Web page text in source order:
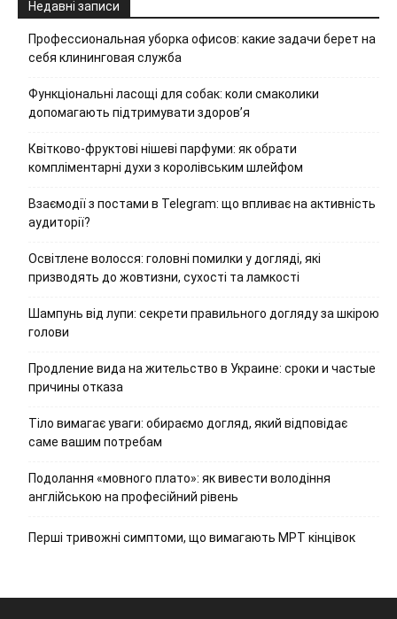
Недавні записи
Профессиональная уборка офисов: какие задачи берет на
себя клининговая служба
Функціональні ласощі для собак: коли смаколики
допомагають підтримувати здоров’я
Квітково-фруктові нішеві парфуми: як обрати
компліментарні духи з королівським шлейфом
Взаємодії з постами в Telegram: що впливає на активність
аудиторії?
Освітлене волосся: головні помилки у догляді, які
призводять до жовтизни, сухості та ламкості
Шампунь від лупи: секрети правильного догляду за шкірою
голови
Продление вида на жительство в Украине: сроки и частые
причины отказа
Тіло вимагає уваги: обираємо догляд, який відповідає
саме вашим потребам
Подолання «мовного плато»: як вивести володіння
англійською на професійний рівень
Перші тривожні симптоми, що вимагають МРТ кінцівок